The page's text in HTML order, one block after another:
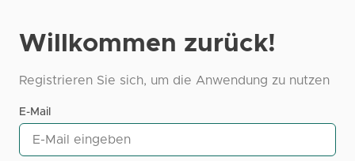
Willkommen zurück!
Registrieren Sie sich, um die Anwendung zu nutzen
E-Mail